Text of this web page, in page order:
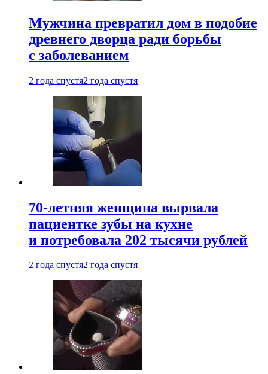
Мужчина превратил дом в подобие
древнего дворца ради борьбы
с заболеванием
2 года спустя2 года спустя
70-летняя женщина вырвала
пациентке зубы на кухне
и потребовала 202 тысячи рублей
2 года спустя2 года спустя